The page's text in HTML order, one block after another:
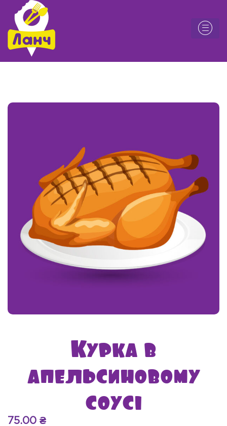
Курка в
апельсиновому
соусі
75.00 ₴